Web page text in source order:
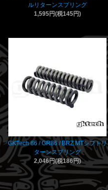
ルリターンスプリング
1,595円(税145円)
GKTech 86 / GR86 / BRZ MTシフトリ
ターンスプリング
2,046円(税186円)